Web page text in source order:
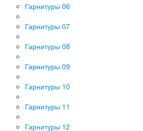
Гарнитуры 06
Гарнитуры 07
Гарнитуры 08
Гарнитуры 09
Гарнитуры 10
Гарнитуры 11
Гарнитуры 12